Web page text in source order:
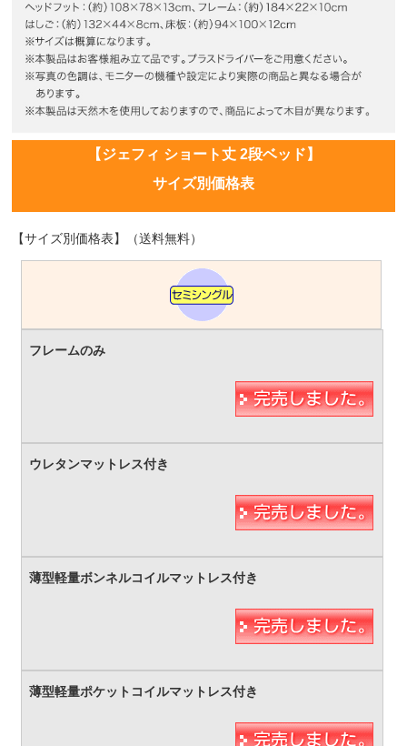
【ジェフィ ショート丈 2段ベッド】
サイズ別価格表
【サイズ別価格表】（送料無料）